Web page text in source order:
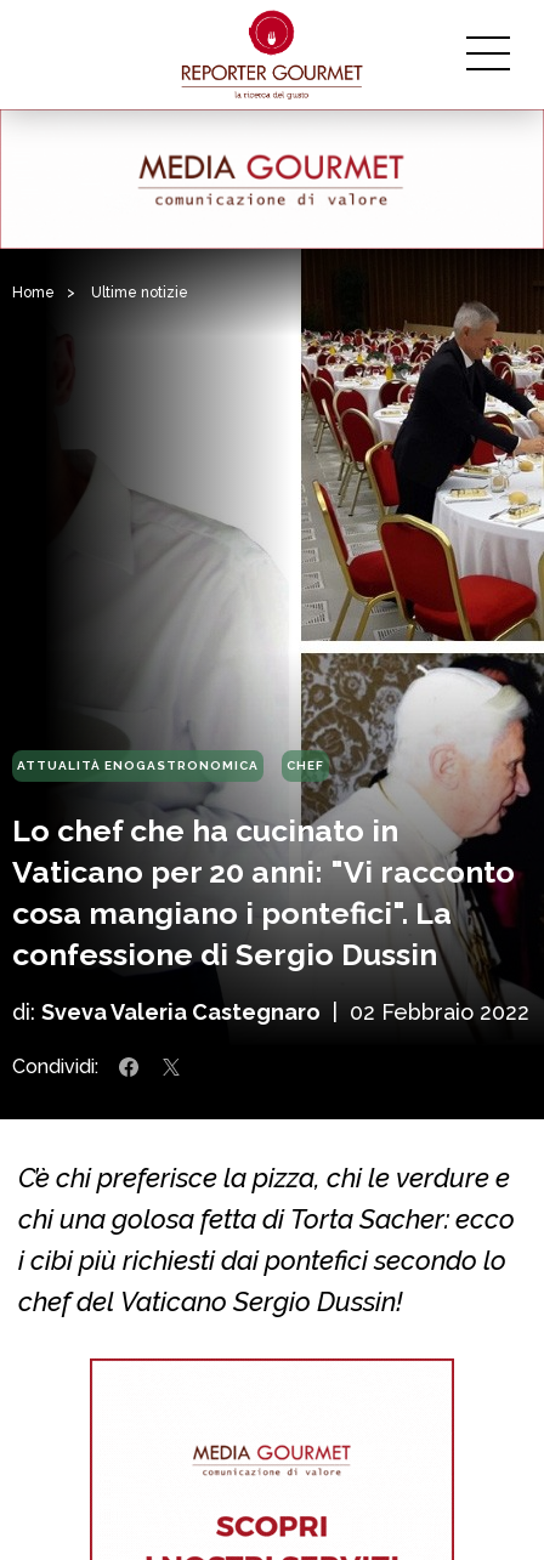
Home > Ultime notizie
ATTUALITÀ ENOGASTRONOMICA CHEF
Lo chef che ha cucinato in
Vaticano per 20 anni: "Vi racconto
cosa mangiano i pontefici". La
confessione di Sergio Dussin
di: Sveva Valeria Castegnaro 02 Febbraio 2022
Condividi:
C’è chi preferisce la pizza, chi le verdure e
chi una golosa fetta di Torta Sacher: ecco
i cibi più richiesti dai pontefici secondo lo
chef del Vaticano Sergio Dussin!